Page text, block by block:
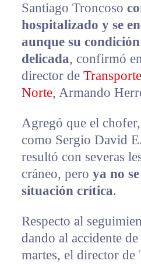
Santiago Troncoso
hospitalizado y se
aunque su
delicada, confirmó
director de
Norte, Armando
Agregó que el
como Sergio David
resultó con severas
cráneo, pero ya no
situación crítica.
Respecto al
dando al accidente
martes, el director de